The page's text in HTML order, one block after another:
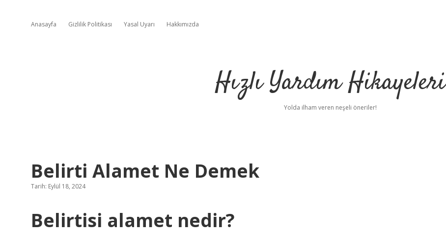
Anasayfa Gizlilik Politikası Yasal Uyarı Hakkımızda
Hızlı Yardım Hikayeleri
Yolda ilham veren neşeli öneriler!
Belirti Alamet Ne Demek
Tarih: Eylül 18, 2024
Belirtisi alamet nedir?